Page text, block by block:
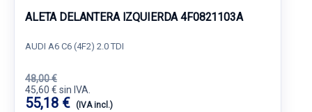
ALETA DELANTERA IZQUIERDA 4F0821103A
AUDI A6 C6 (4F2) 2.0 TDI
48,00 €
45,60 € sin IVA.
55,18 € (IVA incl.)